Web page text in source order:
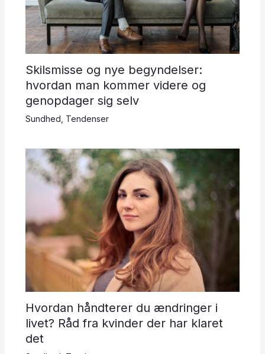
Skilsmisse og nye begyndelser:
hvordan man kommer videre og
genopdager sig selv
Sundhed Tendenser
Hvordan håndterer du ændringer i
livet? Råd fra kvinder der har klaret
det